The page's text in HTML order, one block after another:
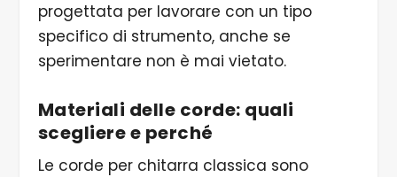
progettata per lavorare con un tipo
specifico di strumento, anche se
sperimentare non è mai vietato.
Materiali delle corde: quali
scegliere e perché
Le corde per chitarra classica sono